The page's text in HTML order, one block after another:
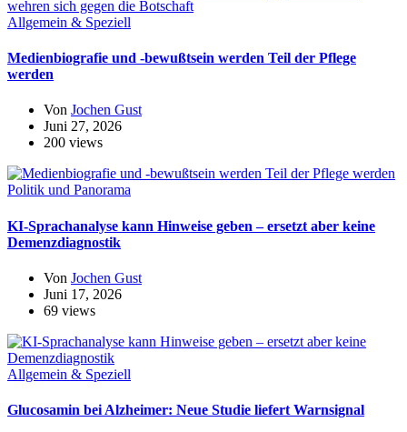
Allgemein & Speziell
Medienbiografie und -bewußtsein werden Teil der Pflege
werden
Von Jochen Gust
Juni 27, 2026
200 views
Politik und Panorama
KI-Sprachanalyse kann Hinweise geben – ersetzt aber keine
Demenzdiagnostik
Von Jochen Gust
Juni 17, 2026
69 views
Allgemein & Speziell
Glucosamin bei Alzheimer: Neue Studie liefert Warnsignal